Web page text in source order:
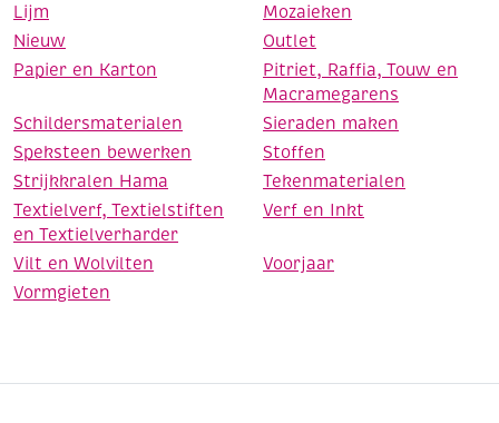
Lijm
Mozaieken
Nieuw
Outlet
Papier en Karton
Pitriet, Raffia, Touw en
Macramegarens
Schildersmaterialen
Sieraden maken
Speksteen bewerken
Stoffen
Strijkkralen Hama
Tekenmaterialen
Textielverf, Textielstiften
en Textielverharder
Verf en Inkt
Vilt en Wolvilten
Voorjaar
Vormgieten